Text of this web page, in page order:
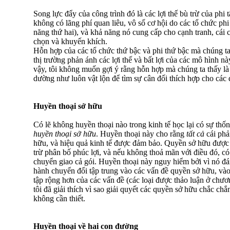
Song lực đẩy của công trình đó là các lợi thế bù trừ của phi
không có lãng phí quan liêu, vô số cơ hội do các tổ chức
năng thứ hai), và khả năng nó cung cấp cho cạnh tranh, cái
chọn và khuyến khích.
Hỗn hợp của các tổ chức thứ bậc và phi thứ bậc mà chúng
thị trường phản ánh các lợi thế và bất lợi của các mô hình
vậy, tôi không muốn gợi ý rằng hỗn hợp mà chúng ta thấy
dường như luôn vật lộn để tìm sự cân đối thích hợp cho
Huyền thoại sở hữu
Có lẽ không huyền thoại nào trong kinh tế học lại có sự
huyền thoại sở hữu. Huyền thoại này cho rằng tất cả cái
hữu, và hiệu quả kinh tế được đảm bảo. Quyền sở hữu
trừ phân bố phúc lợi, và nếu không thoả mãn với điều đó,
chuyển giao cả gói. Huyền thoại này nguy hiểm bởi vì nó
hành chuyển đổi tập trung vào các vấn đề quyền sở hữu,
tập rộng hơn của các vấn đề (các loại được thảo luận ở
tôi đã giải thích vì sao giải quyết các quyền sở hữu chắc
không cần thiết.
Huyền thoại về hai con đường